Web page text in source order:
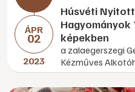
ÁPR
02
2023
Húsvéti
Hagyományok
képekben
a zalaegerszegi
Kézműves